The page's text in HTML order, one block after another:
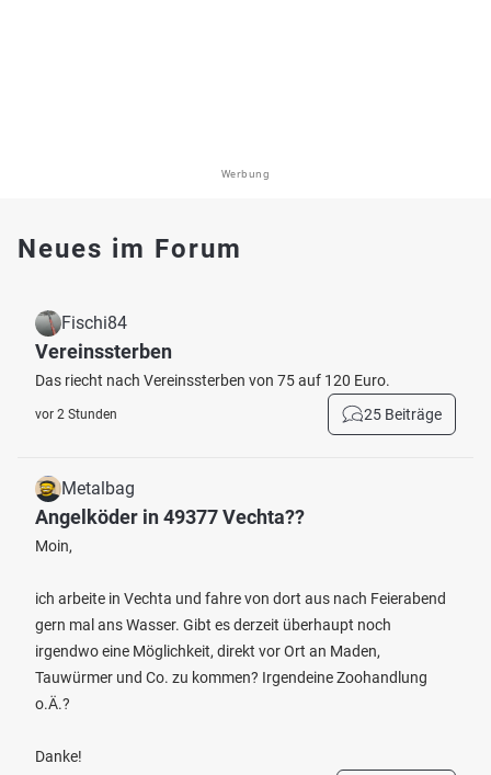
Werbung
Neues im Forum
Fischi84
Vereinssterben
Das riecht nach Vereinssterben von 75 auf 120 Euro.
vor 2 Stunden 25 Beiträge
Metalbag
Angelköder in 49377 Vechta??
Moin,
ich arbeite in Vechta und fahre von dort aus nach Feierabend
gern mal ans Wasser. Gibt es derzeit überhaupt noch
irgendwo eine Möglichkeit, direkt vor Ort an Maden,
Tauwürmer und Co. zu kommen? Irgendeine Zoohandlung
o.Ä.?
Danke!